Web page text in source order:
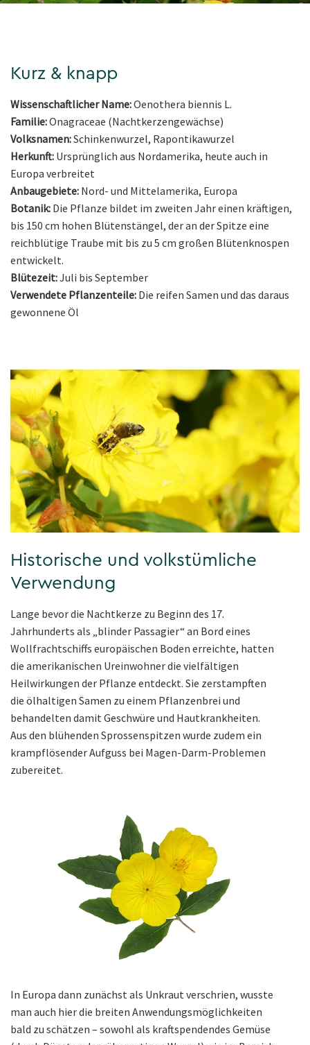
Kurz & knapp
Wissenschaftlicher Name:Oenothera biennis L.
Familie:Onagraceae (Nachtkerzengewächse)
Volksnamen:Schinkenwurzel, Rapontikawurzel
Herkunft: Ursprünglich aus Nordamerika, heute auch in
Europa verbreitet
Anbaugebiete: Nord- und Mittelamerika, Europa
Botanik: Die Pflanze bildet im zweiten Jahr einen kräftigen,
bis 150 cm hohen Blütenstängel, der an der Spitze eine
reichblütige Traube mit bis zu 5 cm großen Blütenknospen
entwickelt.
Blütezeit:Juli bis September
Verwendete Pflanzenteile: Die reifen Samen und das daraus
gewonnene Öl
Historische und volkstümliche
Verwendung
Lange bevor die Nachtkerze zu Beginn des 17.
Jahrhunderts als „blinder Passagier“ an Bord eines
Wollfrachtschiffs europäischen Boden erreichte, hatten
die amerikanischen Ureinwohner die vielfältigen
Heilwirkungen der Pflanze entdeckt. Sie zerstampften
die ölhaltigen Samen zu einem Pflanzenbrei und
behandelten damit Geschwüre und Hautkrankheiten.
Aus den blühenden Sprossenspitzen wurde zudem ein
krampflösender Aufguss bei Magen-Darm-Problemen
zubereitet.
In Europa dann zunächst als Unkraut verschrien, wusste
man auch hier die breiten Anwendungsmöglichkeiten
bald zu schätzen – sowohl als kraftspendendes Gemüse